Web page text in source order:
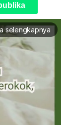
selengkapnya